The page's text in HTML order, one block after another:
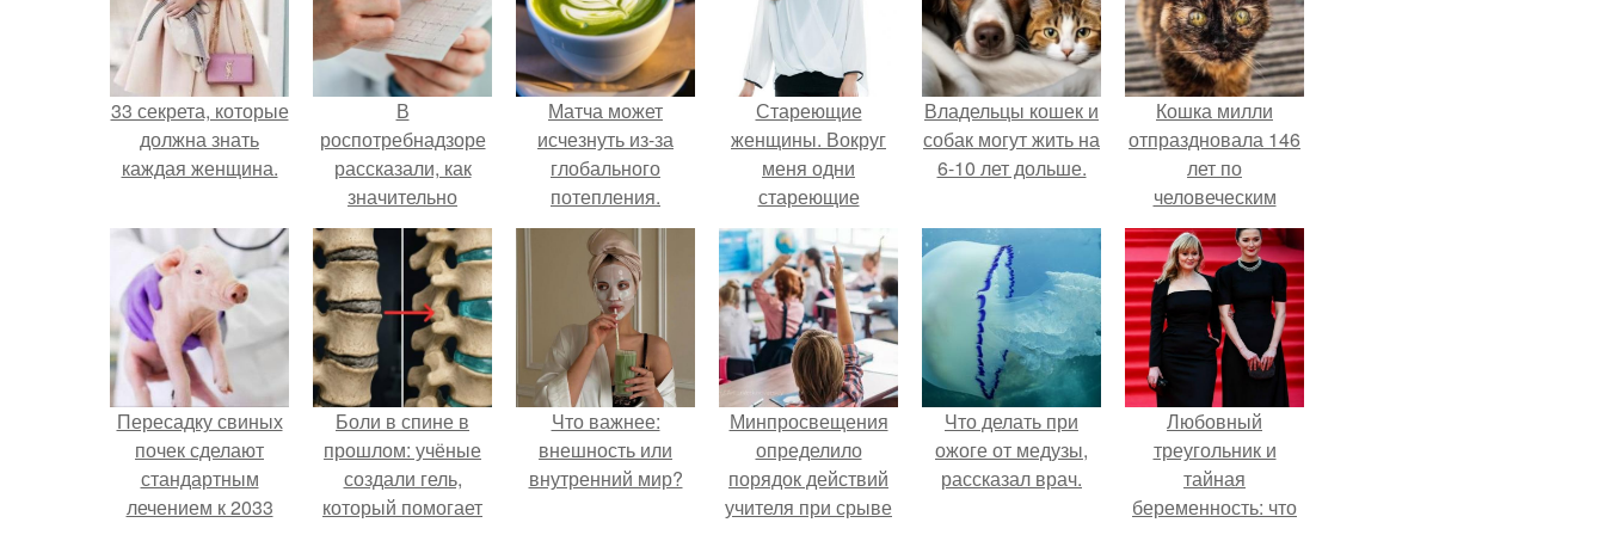
33 секрета, которые
должна знать
каждая женщина.
В
роспотребнадзоре
рассказали, как
значительно
снизить риск
инфаркта.
Матча может
исчезнуть из-за
глобального
потепления.
Стареющие
женщины. Вокруг
меня одни
стареющие
женщины.
Владельцы кошек и
собак могут жить на
6-10 лет дольше.
Кошка милли
отпраздновала 146
лет по
человеческим
Меркам и
претендует на
звание самой
старой в мире.
Пересадку свиных
почек сделают
стандартным
лечением к 2033
Боли в спине в
прошлом: учёные
создали гель,
который помогает
Что важнее:
внешность или
внутренний мир?
Минпросвещения
определило
порядок действий
учителя при срыве
Что делать при
ожоге от медузы,
рассказал врач.
Любовный
треугольник и
тайная
беременность: что